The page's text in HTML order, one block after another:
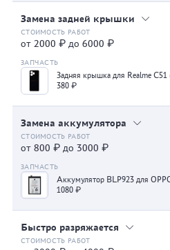
Замена задней крышки
от 2000 ₽ до 6000 ₽
Задняя крышка для Realme C51
380 ₽
Замена аккумулятора
от 800 ₽ до 3000 ₽
Аккумулятор BLP923 для
1080 ₽
Быстро разряжается